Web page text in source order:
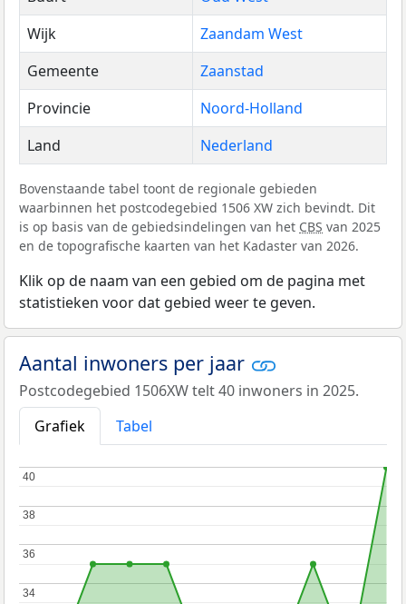
Wijk
Zaandam West
Gemeente
Zaanstad
Provincie
Noord-Holland
Land
Nederland
Bovenstaande tabel toont de regionale gebieden
waarbinnen het postcodegebied 1506 XW zich bevindt. Dit
is op basis van de gebiedsindelingen van het CBS van 2025
en de topografische kaarten van het Kadaster van 2026.
Klik op de naam van een gebied om de pagina met
statistieken voor dat gebied weer te geven.
Aantal inwoners per jaar
Postcodegebied 1506XW telt 40 inwoners in 2025.
Grafiek
Tabel
34
34
36
36
38
38
40
40